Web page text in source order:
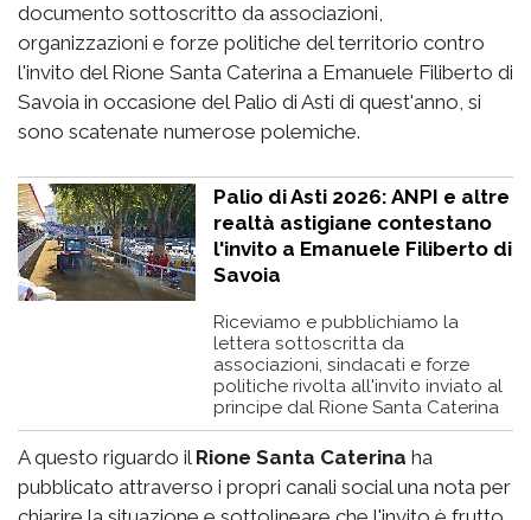
documento sottoscritto da associazioni,
organizzazioni e forze politiche del territorio contro
l'invito del Rione Santa Caterina a Emanuele Filiberto di
Savoia in occasione del Palio di Asti di quest'anno, si
sono scatenate numerose polemiche.
Palio di Asti 2026: ANPI e altre
realtà astigiane contestano
l'invito a Emanuele Filiberto di
Savoia
Riceviamo e pubblichiamo la
lettera sottoscritta da
associazioni, sindacati e forze
politiche rivolta all'invito inviato al
principe dal Rione Santa Caterina
A questo riguardo il Rione Santa Caterina ha
pubblicato attraverso i propri canali social una nota per